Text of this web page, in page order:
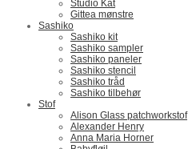
Studio Kat
Gittea mønstre
Sashiko
Sashiko kit
Sashiko sampler
Sashiko paneler
Sashiko stencil
Sashiko tråd
Sashiko tilbehør
Stof
Alison Glass patchworkstof
Alexander Henry
Anna Maria Horner